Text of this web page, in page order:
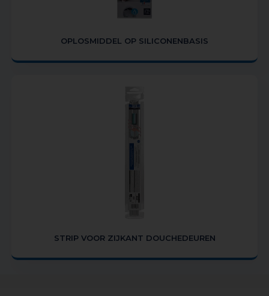
OPLOSMIDDEL OP SILICONENBASIS
STRIP VOOR ZIJKANT DOUCHEDEUREN